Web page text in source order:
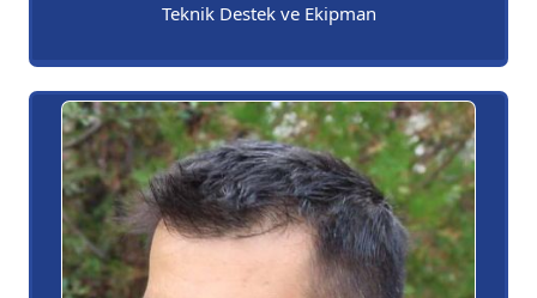
Teknik Destek ve Ekipman